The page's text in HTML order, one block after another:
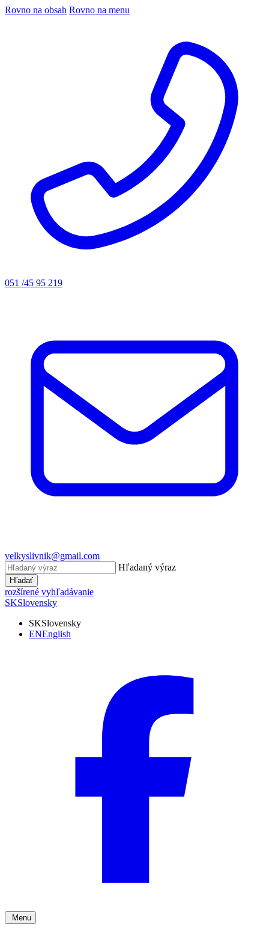
Rovno na obsah Rovno na menu
051 /45 95 219
velkyslivnik@gmail.com
Hľadaný výraz
Hľadať
rozšírené vyhľadávanie
SKSlovensky
SKSlovensky
ENEnglish
Menu